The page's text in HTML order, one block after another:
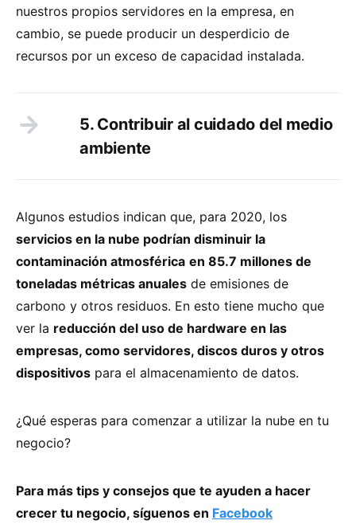
nuestros propios servidores en la empresa, en
cambio, se puede producir un desperdicio de
recursos por un exceso de capacidad instalada.
5. Contribuir al cuidado del medio
ambiente
Algunos estudios indican que, para 2020, los
servicios en la nube podrían disminuir la
contaminación atmosférica en 85.7 millones de
toneladas métricas anuales de emisiones de
carbono y otros residuos. En esto tiene mucho que
ver la reducción del uso de hardware en las
empresas, como servidores, discos duros y otros
dispositivos para el almacenamiento de datos.
¿Qué esperas para comenzar a utilizar la nube en tu
negocio?
Para más tips y consejos que te ayuden a hacer
crecer tu negocio, síguenos en Facebook